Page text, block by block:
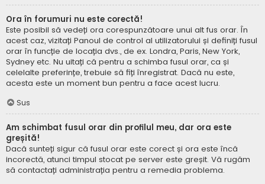
Ora în forumuri nu este corectă!
Este posibil să vedeți ora corespunzătoare unui alt fus orar. În
acest caz, vizitați Panoul de control al utilizatorului și definiți fusul
orar în funcție de locația dvs., de ex. Londra, Paris, New York,
Sydney etc. Nu uitați că pentru a schimba fusul orar, ca și
celelalte preferințe, trebuie să fiți înregistrat. Dacă nu este,
acesta este un moment bun pentru a face acest lucru.
Sus
Am schimbat fusul orar din profilul meu, dar ora este
greșită!
Dacă sunteți sigur că fusul orar este corect și ora este încă
incorectă, atunci timpul stocat pe server este greșit. Vă rugăm
să contactați administrația pentru a remedia problema.